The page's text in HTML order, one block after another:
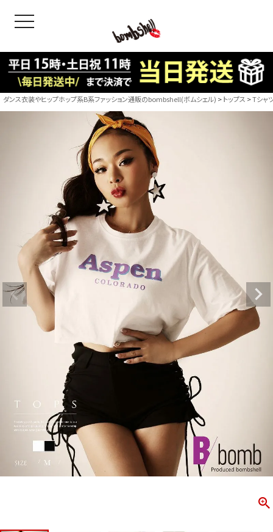
toggle navigation
＝ボムシェル】はダンス衣装専門ブランド。
衣装ならお任せ！オリジナル衣装やダンス衣装のトータル
ィネートのご提案。 ボムシェルならではの最新で斬新な
えをお届け。 撮影で使用してる小物や靴などダンサー必
ーデはイメージしやすく、全てボムシェルでご購入可能。
とは差別化出来るしっかりした衣装のご提案はダンサー
ージ映えを全力で応援してます。
商品一覧
CONTENTS
B/bomb
【B/bomb
「これど
好き女子
レッスン
シルエット
ンなど、
ゃれ女子
ダンス衣装やヒップホップ系B系ファッション通販のbombshell(ボムシェル) トップス Tシャ